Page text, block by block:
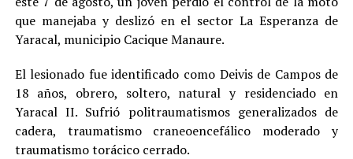
que manejaba y deslizó en el sector La Esperanza de
Yaracal, municipio Cacique Manaure.
El lesionado fue identificado como Deivis de Campos de
18 años, obrero, soltero, natural y residenciado en
Yaracal II. Sufrió politraumatismos generalizados de
cadera, traumatismo craneoencefálico moderado y
traumatismo torácico cerrado.